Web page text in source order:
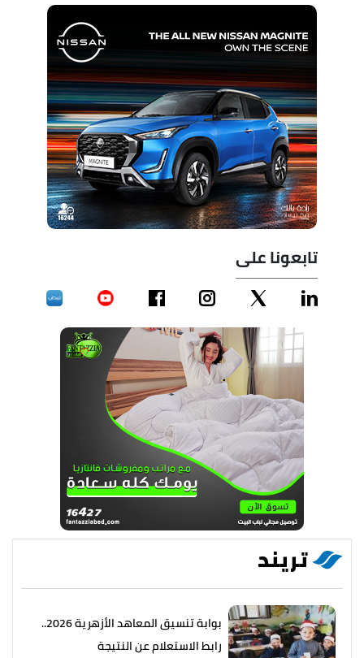
تابعونا على
تريند
بوابة تنسيق المعاهد الأزهرية 2026..
رابط الاستعلام عن النتيجة